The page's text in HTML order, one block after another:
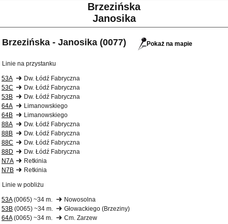
Brzezińska
Janosika
Brzezińska - Janosika (0077) Pokaż na mapie
Linie na przystanku
53A
Dw. Łódź Fabryczna
53C
Dw. Łódź Fabryczna
53B
Dw. Łódź Fabryczna
64A
Limanowskiego
64B
Limanowskiego
88A
Dw. Łódź Fabryczna
88B
Dw. Łódź Fabryczna
88C
Dw. Łódź Fabryczna
88D
Dw. Łódź Fabryczna
N7A
Retkinia
N7B
Retkinia
Linie w pobliżu
53A(0065) ~34 m.
Nowosolna
53B (0065) ~34 m.
Głowackiego (Brzeziny)
64A(0065) ~34 m.
Cm. Zarzew